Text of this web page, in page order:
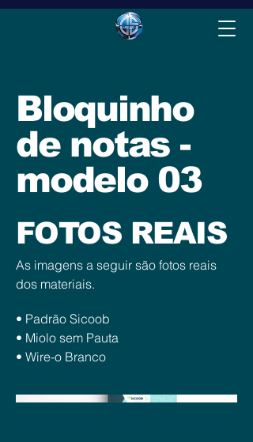
Bloquinho
de notas -
modelo 03
FOTOS REAIS
As imagens a seguir são fotos reais
dos materiais.
• Padrão Sicoob
• Miolo sem Pauta
• Wire-o Branco